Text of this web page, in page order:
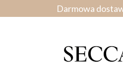
Darmowa